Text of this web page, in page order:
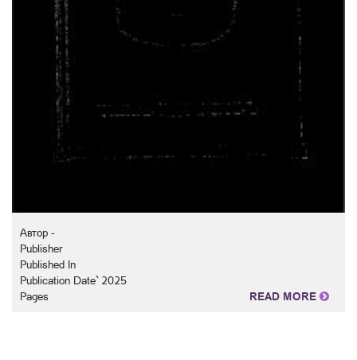
Автор -
Publisher
Published In
Publication Date` 2025
Pages
READ MORE